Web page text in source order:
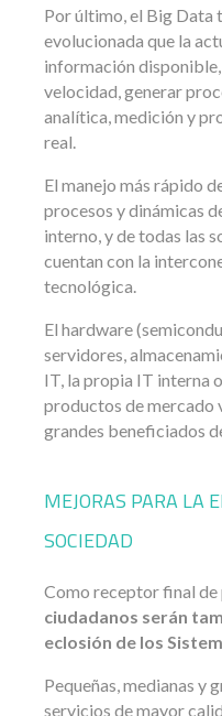
Por último, el Big Data
evolucionada que la
información
velocidad, generar
analítica, medición y
real.
El manejo más rápido
procesos y dinámicas
interno, y de todas las
cuentan con la
tecnológica.
El hardware
servidores,
IT, la propia IT interna
productos de mercado
grandes beneficiados
MEJORAS PARA LA
SOCIEDAD
Como receptor final
ciudadanos serán
eclosión de los
Pequeñas, medianas y
servicios de mayor